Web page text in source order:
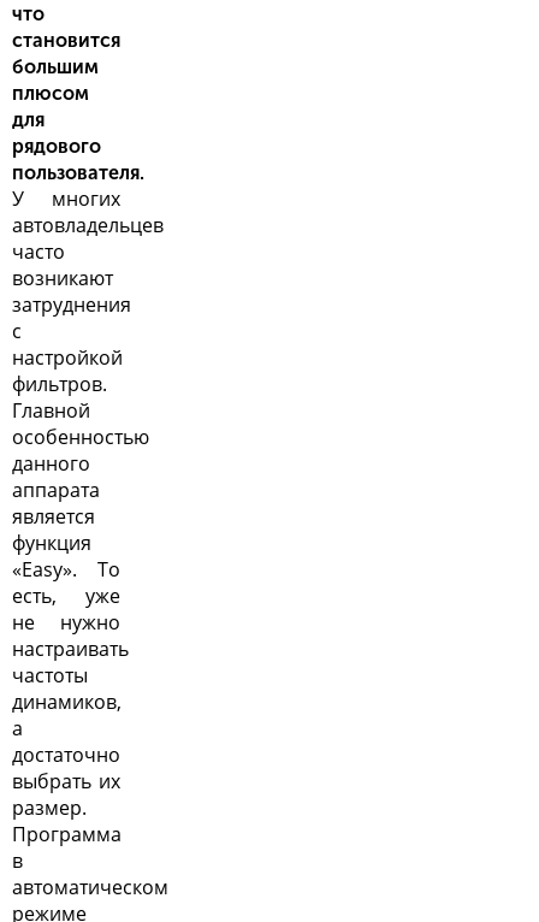
что
становится
большим
плюсом
для
рядового
пользователя.
У многих
автовладельцев
часто
возникают
затруднения
с
настройкой
фильтров.
Главной
особенностью
данного
аппарата
является
функция
«Easy». То
есть, уже
не нужно
настраивать
частоты
динамиков,
а
достаточно
выбрать их
размер.
Программа
в
автоматическом
режиме